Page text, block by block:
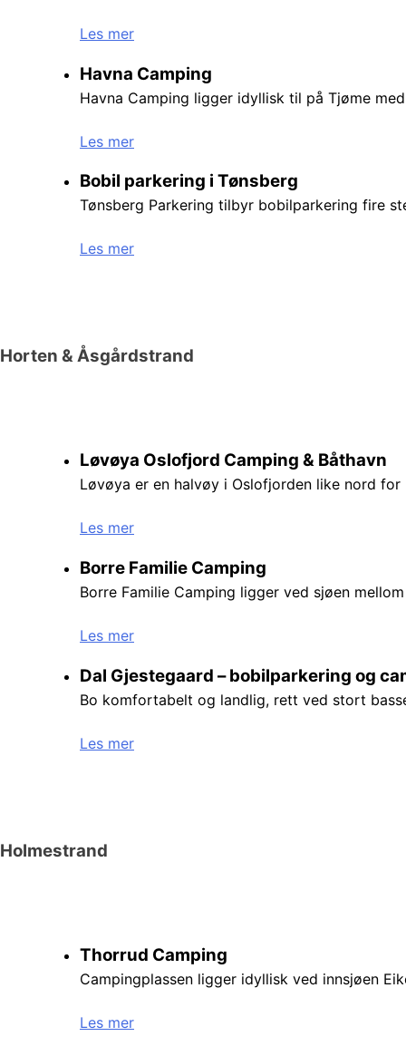
Les mer
Havna Camping
Havna Camping ligger idyllisk til på Tjøme
Les mer
Bobil parkering i Tønsberg
Tønsberg Parkering tilbyr bobilparkering fire
Les mer
Horten & Åsgårdstrand
Løvøya Oslofjord Camping & Båthavn
Løvøya er en halvøy i Oslofjorden like nord
Les mer
Borre Familie Camping
Borre Familie Camping ligger ved sjøen
Les mer
Dal Gjestegaard – bobilparkering og
Bo komfortabelt og landlig, rett ved stort
Les mer
Holmestrand
Thorrud Camping
Campingplassen ligger idyllisk ved innsjøen
Les mer